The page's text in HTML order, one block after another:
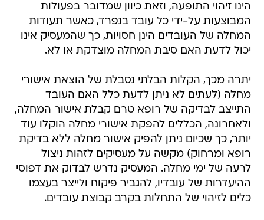
הינו זיהוי התופעה, וזאת כיוון שמדובר בפעולות
המבוצעות על-ידי כל עובד בנפרד, כאשר תעודות
המחלה של העובדים הינן חסויות, כך שהמעסיק אינו
יכול לדעת האם סיבת המחלה מוצדקת או לא.
יתרה מכך, הקלות הבלתי נסבלת של הוצאת אישורי
מחלה (לעתים לא ניתן לדעת כלל האם העובד
התייצב לבדיקה של רופא טרם קבלת אישור המחלה,
ולאחרונה, הכללים להפקת אישורי מחלה הוקלו עוד
יותר, כך שכיום ניתן להפיק אישור מחלה ללא בדיקת
רופא ומרחוק) מקשה על מעסיקים לזהות ניצול
לרעה של ימי מחלה. המעסיק נדרש לבדוק את דפוסי
ההיעדרות של עובדיו, להגביר פיקוח ולייצר בעצמו
כלים לזיהוי של התחלות בקרב קבוצת עובדים.